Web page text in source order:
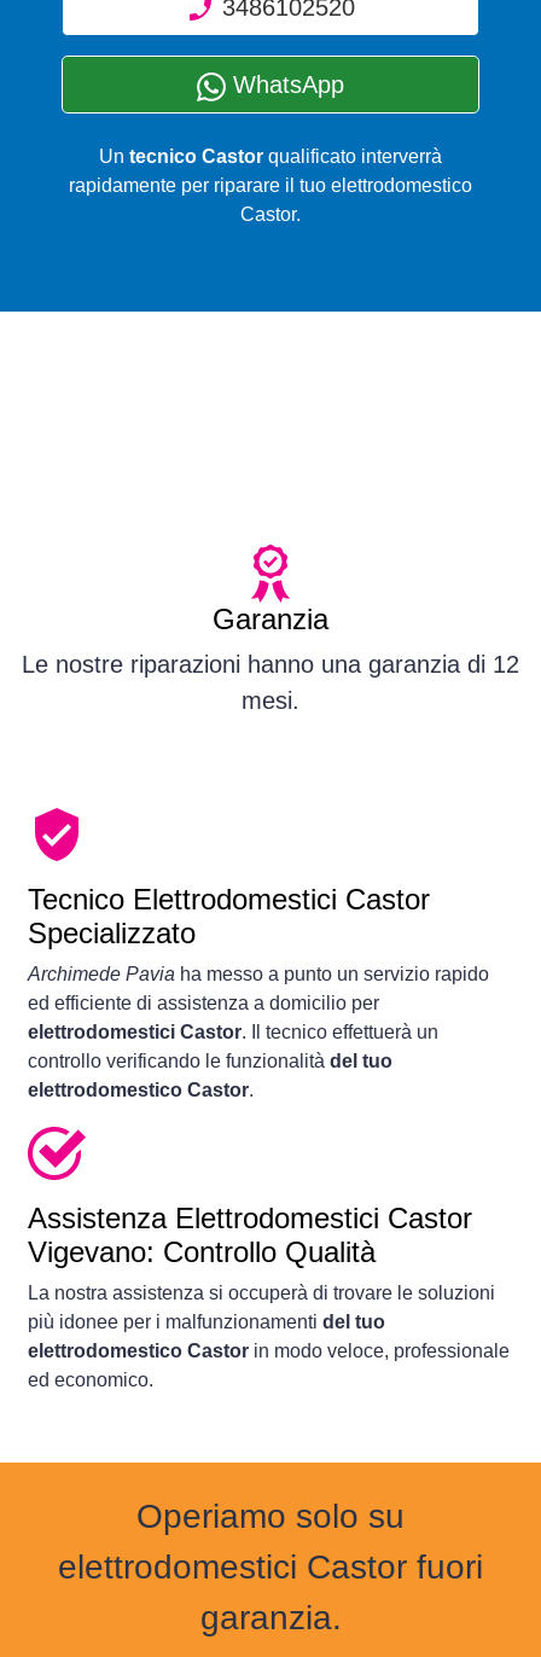
3486102520
WhatsApp
Un tecnico Castor qualificato interverrà
rapidamente per riparare il tuo elettrodomestico
Castor.
Garanzia
Le nostre riparazioni hanno una garanzia di 12
mesi.
Tecnico Elettrodomestici Castor
Specializzato
Archimede Pavia ha messo a punto un servizio rapido
ed efficiente di assistenza a domicilio per
elettrodomestici Castor. Il tecnico effettuerà un
controllo verificando le funzionalità del tuo
elettrodomestico Castor.
Assistenza Elettrodomestici Castor
Vigevano: Controllo Qualità
La nostra assistenza si occuperà di trovare le soluzioni
più idonee per i malfunzionamenti del tuo
elettrodomestico Castor in modo veloce, professionale
ed economico.
Operiamo solo su
elettrodomestici Castor fuori
garanzia.